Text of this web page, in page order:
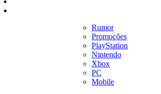
Rumor
Promoções
PlayStation
Nintendo
Xbox
PC
Mobile